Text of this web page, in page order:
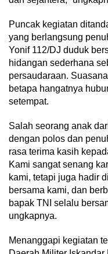
Puncak kegiatan
yang berlangsung
Yonif 112/DJ duduk
hidangan sederhana
persaudaraan.
betapa hangatnya
setempat.
Salah seorang anak
dengan polos dan
rasa terima kasih
Kami sangat senang
kami, tetapi juga hadir
bersama kami, dan
bapak TNI selalu
ungkapnya.
Menanggapi kegiatan